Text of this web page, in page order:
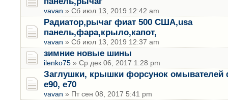
vavan » Сб июл 13, 2019 12:42 am
Радиатор,рычаг фиат 500 США,usa
панель,фара,крыло,капот,
vavan » Сб июл 13, 2019 12:37 am
зимние новые шины
ilenko75 » Ср дек 06, 2017 1:28 pm
Заглушки, крышки форсунок
е90, е70
vavan » Пт сен 08, 2017 5:41 pm